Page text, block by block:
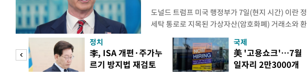
도널드 트럼프 미국 행정부가 7일(현지 시간) 이란
세탁 통로로 지목된 가상자산(암호화폐) 거래소와
무더기 제재했다. 미 재무부 해외자산통제국(OFAC)
이란혁명수비대(IRGC) 자금 조달에 이용된 디지털
래소와, 이란의 해외 석유 판매 대금 회수에 동원된
트워크를 각각 제재한다고 밝혔다. 동유럽 조지아
정치
李, ISA 개편·주가누
르기 방지법 재검토
국제
美 '고용쇼크'…7월
일자리 2만3000개